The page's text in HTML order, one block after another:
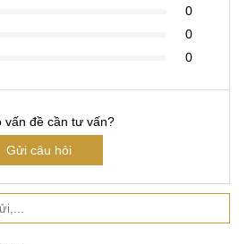
hành khi mua hàng online mà phải
dưới đây.
hành tại MobileCity
viên năm 1) mua iQOO 13 cũ
0
0
0
vấn đề cần tư vấn?
Gửi câu hỏi